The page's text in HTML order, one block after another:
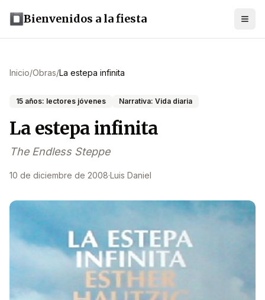
Bienvenidos a la fiesta
Inicio/Obras/La estepa infinita
15 años: lectores jóvenes Narrativa: Vida diaria
La estepa infinita
The Endless Steppe
10 de diciembre de 2008·Luis Daniel